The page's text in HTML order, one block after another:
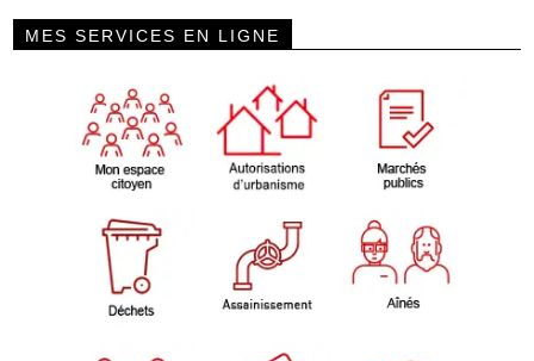
Contacts
MES SERVICES EN LIGNE